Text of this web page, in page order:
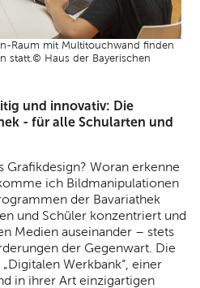
Raum mit Multitouchwand finden
statt.© Haus der Bayerischen
und innovativ: Die
- für alle Schularten und
Woran erkenne
ich Bildmanipulationen
der Bavariathek
und Schüler konzentriert und
Medien auseinander – stets
der Gegenwart. Die
Werkbank“, einer
in ihrer Art einzigartigen